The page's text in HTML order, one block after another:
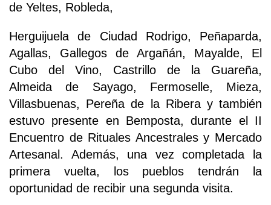
de Yeltes, Robleda,
Herguijuela de Ciudad Rodrigo, Peñaparda,
Agallas, Gallegos de Argañán, Mayalde, El
Cubo del Vino, Castrillo de la Guareña,
Almeida de Sayago, Fermoselle, Mieza,
Villasbuenas, Pereña de la Ribera y también
estuvo presente en Bemposta, durante el II
Encuentro de Rituales Ancestrales y Mercado
Artesanal. Además, una vez completada la
primera vuelta, los pueblos tendrán la
oportunidad de recibir una segunda visita.